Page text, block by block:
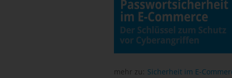
mehr zu: Sicherheit im E-